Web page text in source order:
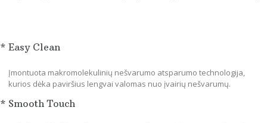
* Easy Clean
Įmontuota makromolekulinių nešvarumo atsparumo technologija,
kurios dėka paviršius lengvai valomas nuo įvairių nešvarumų.
* Smooth Touch